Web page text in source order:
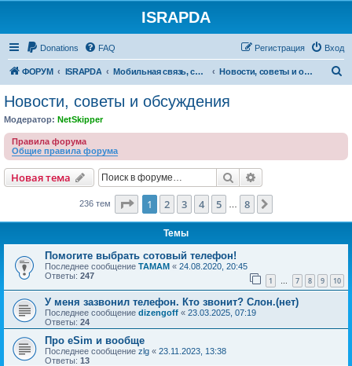
ISRAPDA
Donations FAQ Вход
Регистрация
ФОРУМ ISRAPDA Мобильная связь, сети и ТВ Новости, советы и обсуждения
Новости, советы и обсуждения
Модератор: NetSkipper
Правила форума
Общие правила форума
Новая тема
Новаятема Поиск
236 тем Страница из
1 2 3 4 5 8
Темы
Помогите выбрать сотовый телефон!
Последнее сообщение TAMAM « 24.08.2020, 20:45
Ответы: 247 1 … 7 8 9 10
У меня зазвонил телефон. Кто звонит? Слон.(нет)
Последнее сообщение dizengoff « 23.03.2025, 07:19
Ответы: 24
Про eSim и вообще
Последнее сообщение zlg « 23.11.2023, 13:38
Ответы: 13